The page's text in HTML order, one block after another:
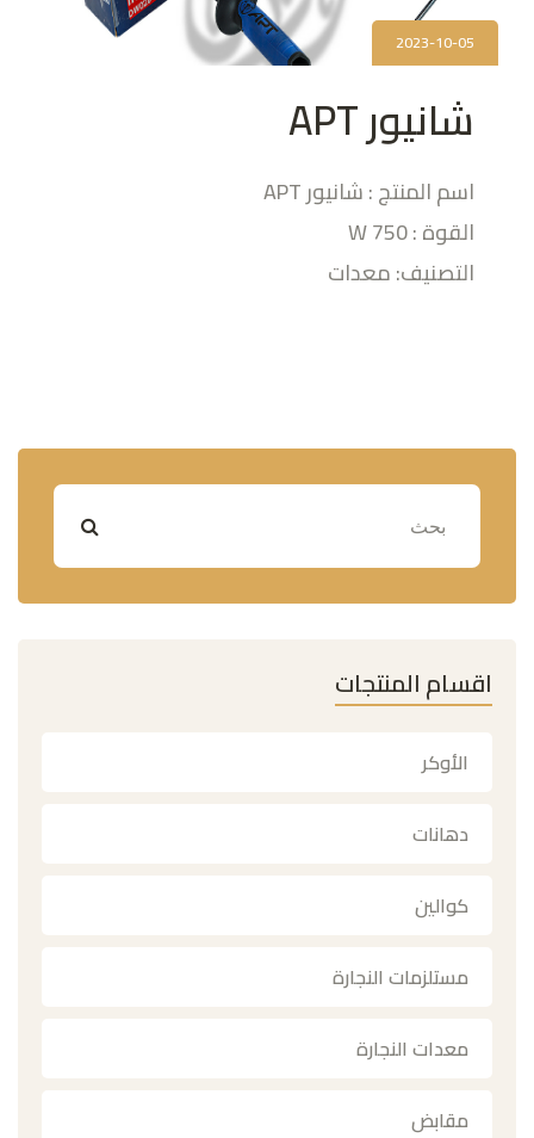
2023-10-05
شانيور APT
اسم المنتج : شانيور APT
القوة : 750 W
التصنيف: معدات
اقسام المنتجات
الأوكر
دهانات
كوالين
مستلزمات النجارة
معدات النجارة
مقابض